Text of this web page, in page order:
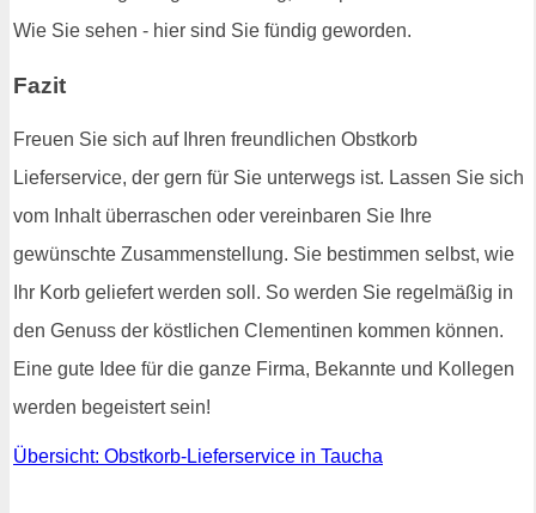
Wie Sie sehen - hier sind Sie fündig geworden.
Fazit
Freuen Sie sich auf Ihren freundlichen Obstkorb
Lieferservice, der gern für Sie unterwegs ist. Lassen Sie sich
vom Inhalt überraschen oder vereinbaren Sie Ihre
gewünschte Zusammenstellung. Sie bestimmen selbst, wie
Ihr Korb geliefert werden soll. So werden Sie regelmäßig in
den Genuss der köstlichen Clementinen kommen können.
Eine gute Idee für die ganze Firma, Bekannte und Kollegen
werden begeistert sein!
Übersicht: Obstkorb-Lieferservice in Taucha